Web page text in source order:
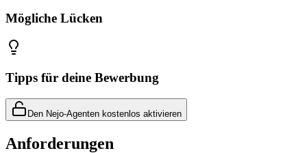
Mögliche Lücken
Tipps für deine Bewerbung
Den Nejo-Agenten kostenlos aktivieren
Anforderungen